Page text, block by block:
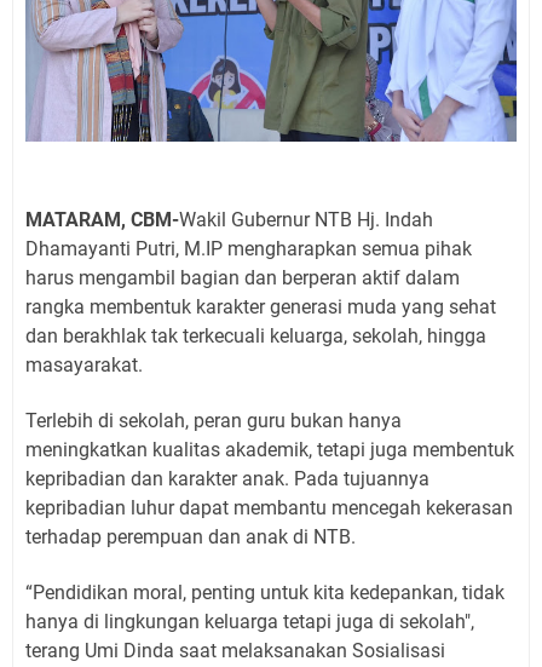
MATARAM, CBM-Wakil Gubernur NTB Hj. Indah
Dhamayanti Putri, M.IP mengharapkan semua pihak
harus mengambil bagian dan berperan aktif dalam
rangka membentuk karakter generasi muda yang sehat
dan berakhlak tak terkecuali keluarga, sekolah, hingga
masayarakat.
Terlebih di sekolah, peran guru bukan hanya
meningkatkan kualitas akademik, tetapi juga membentuk
kepribadian dan karakter anak. Pada tujuannya
kepribadian luhur dapat membantu mencegah kekerasan
terhadap perempuan dan anak di NTB.
“Pendidikan moral, penting untuk kita kedepankan, tidak
hanya di lingkungan keluarga tetapi juga di sekolah",
terang Umi Dinda saat melaksanakan Sosialisasi